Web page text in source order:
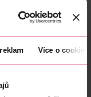
Více o cookies
Free Normal 76 ks